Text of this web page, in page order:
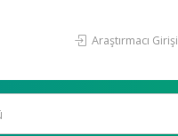
Araştırmacı Girişi